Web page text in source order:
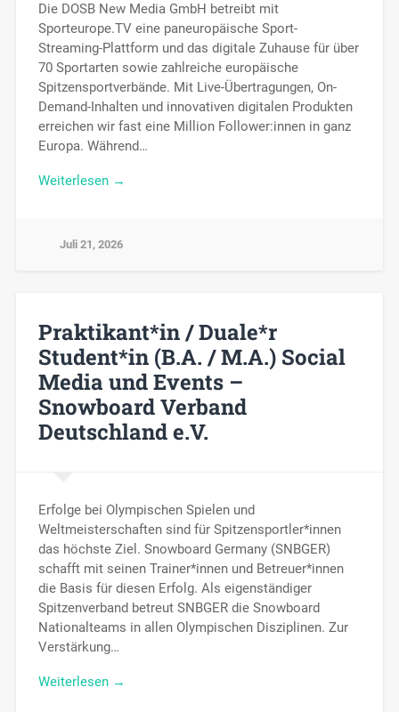
Die DOSB New Media GmbH betreibt mit
Sporteurope.TV eine paneuropäische Sport-
Streaming-Plattform und das digitale Zuhause für über
70 Sportarten sowie zahlreiche europäische
Spitzensportverbände. Mit Live-Übertragungen, On-
Demand-Inhalten und innovativen digitalen Produkten
erreichen wir fast eine Million Follower:innen in ganz
Europa. Während…
Weiterlesen →
Juli 21, 2026
Praktikant*in / Duale*r
Student*in (B.A. / M.A.) Social
Media und Events –
Snowboard Verband
Deutschland e.V.
Erfolge bei Olympischen Spielen und
Weltmeisterschaften sind für Spitzensportler*innen
das höchste Ziel. Snowboard Germany (SNBGER)
schafft mit seinen Trainer*innen und Betreuer*innen
die Basis für diesen Erfolg. Als eigenständiger
Spitzenverband betreut SNBGER die Snowboard
Nationalteams in allen Olympischen Disziplinen. Zur
Verstärkung…
Weiterlesen →